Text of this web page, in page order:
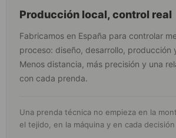
Producción local, control real
Fabricamos en España para controlar
proceso: diseño, desarrollo, producción
Menos distancia, más precisión y una
con cada prenda.
Una prenda técnica no empieza en la
el tejido, en la máquina y en cada